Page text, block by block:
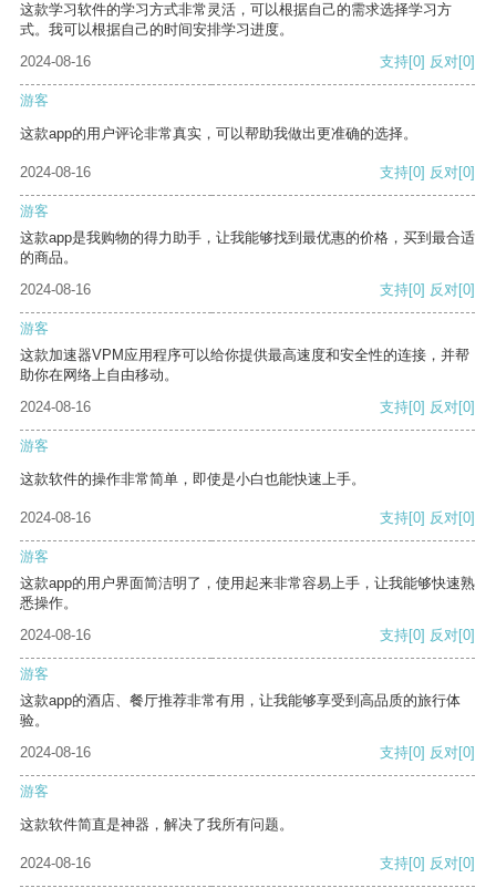
这款学习软件的学习方式非常灵活，可以根据自己的需求选择学习方
式。我可以根据自己的时间安排学习进度。
2024-08-16
支持[0] 反对[0]
游客
这款app的用户评论非常真实，可以帮助我做出更准确的选择。
2024-08-16 支持[0] 反对[0]
游客
这款app是我购物的得力助手，让我能够找到最优惠的价格，买到最合适
的商品。
2024-08-16
支持[0] 反对[0]
游客
这款加速器VPM应用程序可以给你提供最高速度和安全性的连接，并帮
助你在网络上自由移动。
2024-08-16
支持[0] 反对[0]
游客
这款软件的操作非常简单，即使是小白也能快速上手。
2024-08-16 支持[0] 反对[0]
游客
这款app的用户界面简洁明了，使用起来非常容易上手，让我能够快速熟
悉操作。
2024-08-16
支持[0] 反对[0]
游客
这款app的酒店、餐厅推荐非常有用，让我能够享受到高品质的旅行体
验。
2024-08-16
支持[0] 反对[0]
游客
这款软件简直是神器，解决了我所有问题。
2024-08-16 支持[0] 反对[0]